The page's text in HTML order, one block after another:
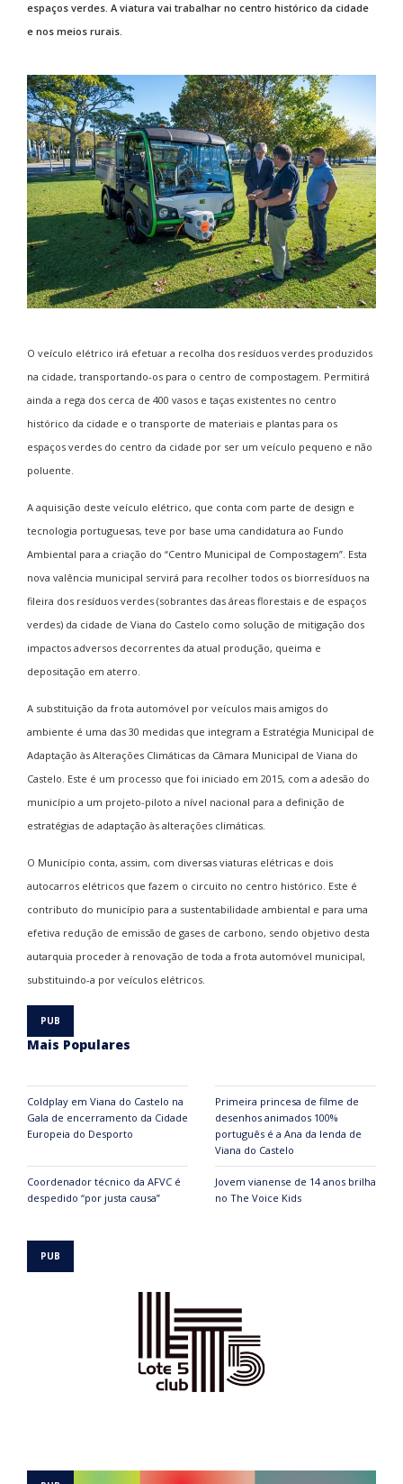
espaços verdes. A viatura vai trabalhar no centro histórico da cidade
e nos meios rurais.
O veículo elétrico irá efetuar a recolha dos resíduos verdes produzidos
na cidade, transportando-os para o centro de compostagem. Permitirá
ainda a rega dos cerca de 400 vasos e taças existentes no centro
histórico da cidade e o transporte de materiais e plantas para os
espaços verdes do centro da cidade por ser um veículo pequeno e não
poluente.
A aquisição deste veículo elétrico, que conta com parte de design e
tecnologia portuguesas, teve por base uma candidatura ao Fundo
Ambiental para a criação do “Centro Municipal de Compostagem”. Esta
nova valência municipal servirá para recolher todos os biorresíduos na
fileira dos resíduos verdes (sobrantes das áreas florestais e de espaços
verdes) da cidade de Viana do Castelo como solução de mitigação dos
impactos adversos decorrentes da atual produção, queima e
depositação em aterro.
A substituição da frota automóvel por veículos mais amigos do
ambiente é uma das 30 medidas que integram a Estratégia Municipal de
Adaptação às Alterações Climáticas da Câmara Municipal de Viana do
Castelo. Este é um processo que foi iniciado em 2015, com a adesão do
município a um projeto-piloto a nível nacional para a definição de
estratégias de adaptação às alterações climáticas.
O Município conta, assim, com diversas viaturas elétricas e dois
autocarros elétricos que fazem o circuito no centro histórico. Este é
contributo do município para a sustentabilidade ambiental e para uma
efetiva redução de emissão de gases de carbono, sendo objetivo desta
autarquia proceder à renovação de toda a frota automóvel municipal,
substituindo-a por veículos elétricos.
Mais Populares
Coldplay em Viana do Castelo na
Gala de encerramento da Cidade
Europeia do Desporto
Primeira princesa de filme de
desenhos animados 100%
português é a Ana da lenda de
Viana do Castelo
Coordenador técnico da AFVC é
despedido “por justa causa”
Jovem vianense de 14 anos brilha
no The Voice Kids